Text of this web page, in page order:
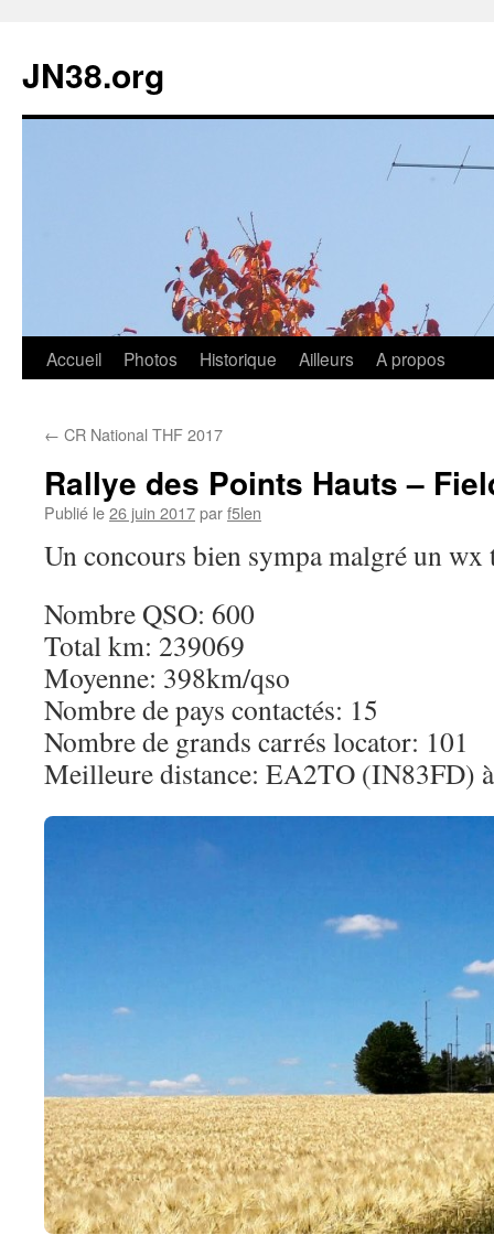
JN38.org
Aller
contenu
Accueil Photos Historique Ailleurs A propos
← CR National THF 2017
Rallye des Points Hauts –
Publié le26 juin 2017parf5len
Un concours bien sympa malgré un wx
Nombre QSO: 600
Total km: 239069
Moyenne: 398km/qso
Nombre de pays contactés: 15
Nombre de grands carrés locator: 101
Meilleure distance: EA2TO (IN83FD)